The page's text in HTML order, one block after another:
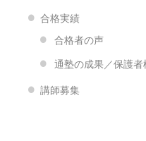
合格実績
合格者の声
通塾の成果／保護者
講師募集